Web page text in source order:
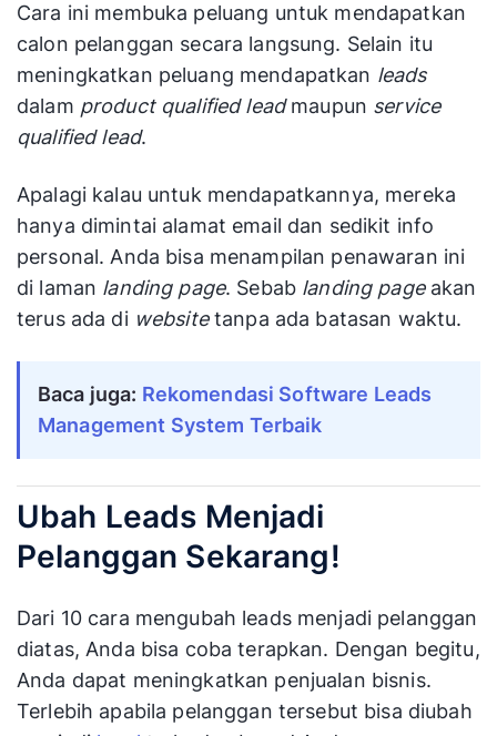
Cara ini membuka peluang untuk mendapatkan
dalamproduct qualified leadmaupun service
qualified lead.
Apalagi kalau untuk mendapatkannya, mereka
hanya dimintai alamat email dan sedikit info
personal. Anda bisa menampilan penawaran ini
terus ada di websitetanpa ada batasan waktu.
Baca juga:Rekomendasi Software Leads
Management System Terbaik